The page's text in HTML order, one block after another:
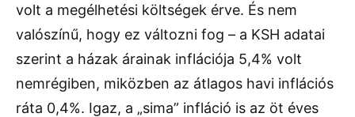
volt a megélhetési költségek érve. És nem
valószínű, hogy ez változni fog – a KSH adatai
szerint a házak árainak inflációja 5,4% volt
nemrégiben, miközben az átlagos havi inflációs
ráta 0,4%. Igaz, a „sima” infláció is az öt éves